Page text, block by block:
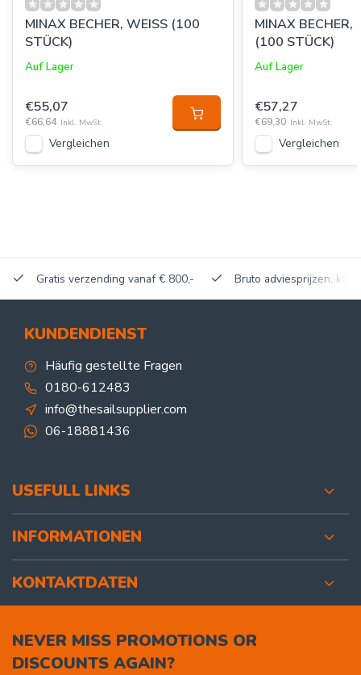
MINAX BECHER, WEISS (100
STÜCK)
Auf Lager
€55,07
€66,64 Inkl. MwSt.
Vergleichen
MINAX BECHER,
(100 STÜCK)
Auf Lager
€57,27
€69,30 Inkl. MwSt.
Vergleichen
Gratis verzending vanaf € 800,- Bruto adviesprijzen,
KUNDENDIENST
Häufig gestellte Fragen
0180-612483
info@thesailsupplier.com
06-18881436
USEFULL LINKS
INFORMATIONEN
KONTAKTDATEN
NEVER MISS PROMOTIONS OR
DISCOUNTS AGAIN?